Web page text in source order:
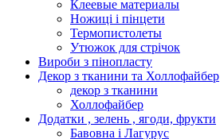
Клеевые материалы
Ножиці і пінцети
Термопистолеты
Утюжок для стрічок
Вироби з пінопласту
Декор з тканини та Холлофайбер
декор з тканини
Холлофайбер
Додатки , зелень , ягоди, фрукти
Бавовна і Лагурус